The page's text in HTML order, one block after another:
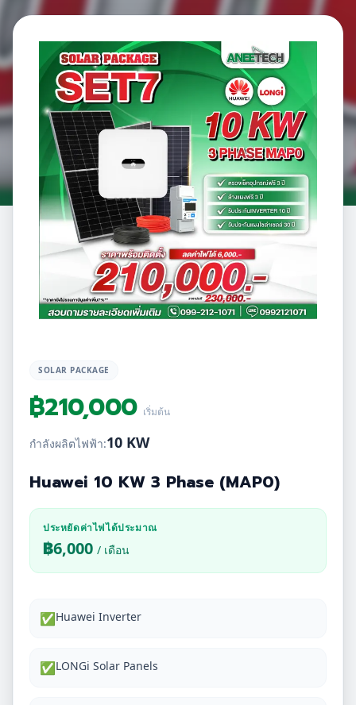
SOLAR PACKAGE
฿210,000 เริ่มต้น
กำลังผลิตไฟฟ้า:10 KW
Huawei 10 KW 3 Phase (MAP0)
ประหยัดค่าไฟได้ประมาณ
฿6,000 / เดือน
✅Huawei Inverter
✅LONGi Solar Panels